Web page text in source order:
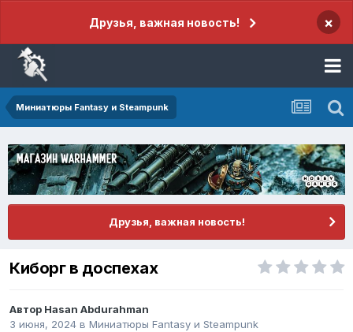
Друзья, важная новость! ×
Миниатюры Fantasy и Steampunk
Друзья, важная новость!
Киборг в доспехах
Автор Hasan Abdurahman
3 июня, 2024 в Миниатюры Fantasy и Steampunk